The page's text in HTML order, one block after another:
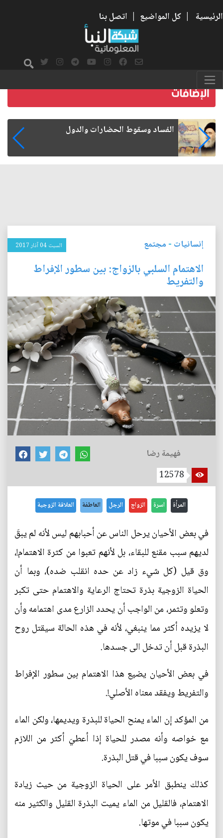
الرئيسية | كل المواضيع | اتصل بنا
رواتب الموظفين على صفيح ساخن
إنسانيات - مجتمع السبت 04 آذار 2017
الاهتمام السلبي بالزواج: بين سطور الإفراط
والتفريط
فهيمة رضا
12578
المرأة اسرة الزواج الرجل العاطفة العلاقة الزوجية
في بعض الأحيان يرحل الناس عن أحبابهم ليس لأنه لم يبقَ
لديهم سبب مقنع للبقاء، بل لأنهم تعبوا من كثرة الاهتمام!،
وق قيل (كل شيء زاد عن حده انقلب ضده)، وبما أن
الحياة الزوجية بذرة تحتاج الرعاية والاهتمام حتى تكبر
وتعلو وتثمر، من الواجب أن يحدد الزارع مدى اهتمامه وأن
لا يزيده أكثر مما ينبغي، لأنه في هذه الحالة سيقتل روح
البذرة قبل أن تدخل الى جسدها.
في بعض الأحيان يضيع هذا الاهتمام بين سطور الإفراط
والتفريط ويفقد معناه الأصلي!.
من المؤكد إن الماء يمنح الحياة للبذرة ويديمها، ولكن الماء
مع خواصه وأنه مصدر للحياة إذا أعطيَ أكثر من اللازم
سوف يكون سببا في قتل البذرة.
كذلك ينطبق الأمر على الحياة الزوجية من حيث زيادة
الاهتمام، فالقليل من الماء يميت البذرة القليل والكثير منه
يكون سببا في موتها.